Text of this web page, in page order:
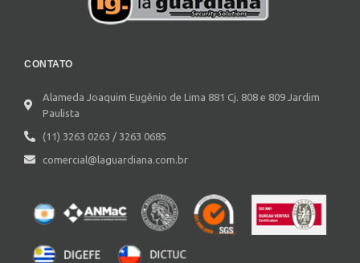
CONTATO
Alameda Joaquim Eugênio de Lima 881 Cj. 808 e 809 Jardim
Paulista
(11) 3263 0263 / 3263 0685
comercial@laguardiana.com.br